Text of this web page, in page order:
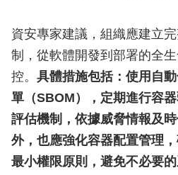
資安專家建議，組織應建立
制，從軟體開發到部署的全
控。 具體措施包括：使用自
單（SBOM），定期進行容
評估機制，依據威脅情報及
外，也應強化容器配置管理
最小權限原則，避免不必要的